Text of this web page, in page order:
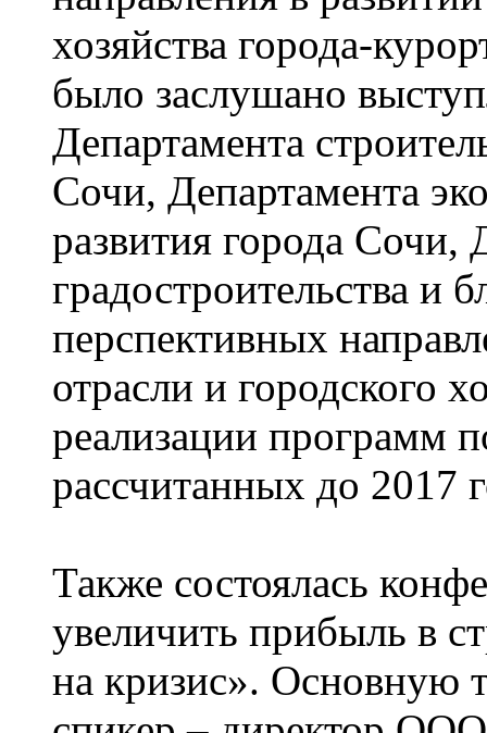
хозяйства города-
было заслушано
Департамента
Сочи, Департамента
развития города Сочи,
градостроительства и
перспективных
отрасли и городского
реализации программ
рассчитанных до 2017
Также состоялась
увеличить прибыль в
на кризис». Основную